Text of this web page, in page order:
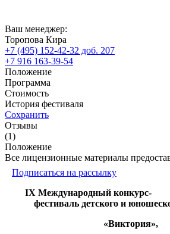
Ваш менеджер:
Торопова Кира
+7 (495) 152-42-32 доб. 207
+7 916 163-39-54
Положение
Программа
Стоимость
История фестиваля
Сохранить
Отзывы
(1)
Положение
Все лицензионные материалы
Подписаться на рассылку
IX Международный конкурс-
фестиваль детского и
«Виктория»,